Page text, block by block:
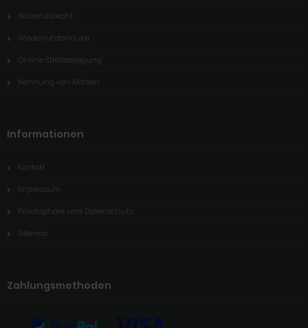
Widerrufsrecht
Wiederrufsformular
Online-Streitbeilegung
Nennung von Marken
Informationen
Kontakt
Impressum
Privatsphäre und Datenschutz
Sitemap
Zahlungsmethoden